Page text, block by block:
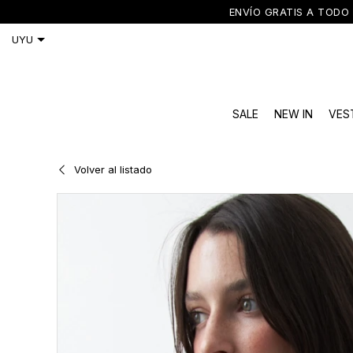
ENVÍO GRATIS A TODO
SALE NEW IN
Volver al listado